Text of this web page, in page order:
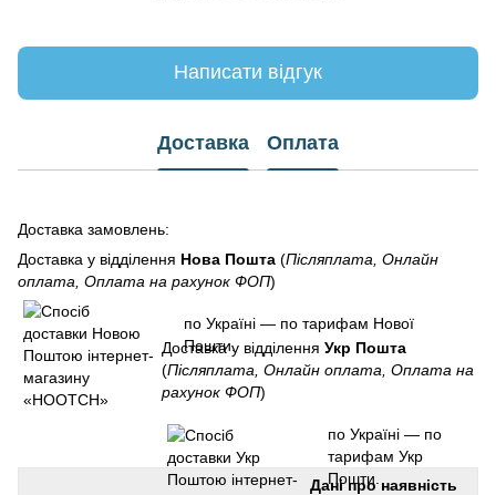
Написати відгук
Доставка Оплата
Доставка замовлень:
Доставка у відділення Нова Пошта (Післяплата, Онлайн
оплата, Оплата на рахунок ФОП)
по Україні — по тарифам Нової
Пошти.
Доставка у відділення Укр Пошта
(Післяплата, Онлайн оплата, Оплата на
рахунок ФОП)
по Україні — по
тарифам Укр
Пошти.
Дані про наявність